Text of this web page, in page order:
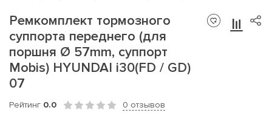
Ремкомплект тормозного
суппорта переднего (для
поршня Ø 57mm, суппорт
Mobis) HYUNDAI i30(FD / GD)
07
Рейтинг 0.0 0 отзывов